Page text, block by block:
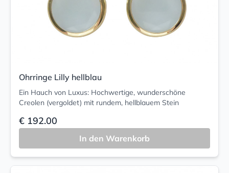
Ohrringe Lilly hellblau
Ein Hauch von Luxus: Hochwertige, wunderschöne
Creolen (vergoldet) mit rundem, hellblauem Stein
€ 192.00
In den Warenkorb